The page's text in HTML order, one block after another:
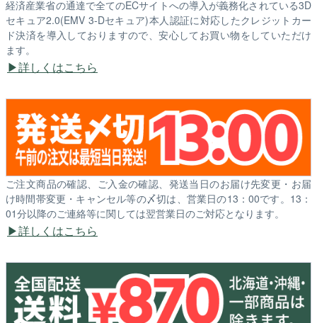
経済産業省の通達で全てのECサイトへの導入が義務化されている3D
セキュア2.0(EMV 3-Dセキュア)本人認証に対応したクレジットカー
ド決済を導入しておりますので、安心してお買い物をしていただけ
ます。
詳しくはこちら
ご注文商品の確認、ご入金の確認、発送当日のお届け先変更・お届
け時間帯変更・キャンセル等の〆切は、営業日の13：00です。13：
01分以降のご連絡等に関しては翌営業日のご対応となります。
詳しくはこちら